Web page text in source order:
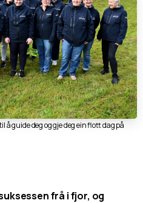
å guide deg og gje deg ein flott dag på
frå i fjor, og